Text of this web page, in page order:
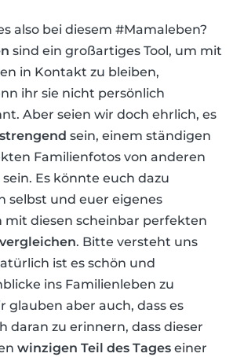
also bei diesem #Mamaleben?
sind ein großartiges Tool, um mit
in Kontakt zu bleiben,
ihr sie nicht persönlich
Aber seien wir doch ehrlich, es
sein, einem ständigen
Familienfotos von anderen
Es könnte euch dazu
selbst und euer eigenes
mit diesen scheinbar perfekten
vergleichen. Bitte versteht uns
ist es schön und
ins Familienleben zu
glauben aber auch, dass es
daran zu erinnern, dass dieser
winzigen Teil des Tages einer